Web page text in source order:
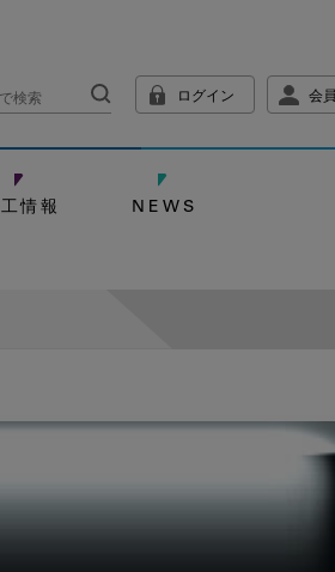
ログイン 会
情報 NEWS